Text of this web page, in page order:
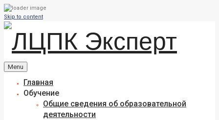
Skip to content
Menu
Главная
Обучение
Общие сведения об образовательной
деятельности